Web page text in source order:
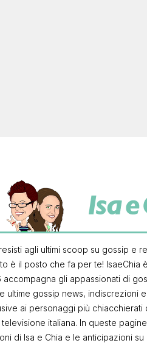
agli ultimi scoop su gossip e
è il posto che fa per te! IsaeChia
accompagna gli appassionati di
ultime gossip news, indiscrezioni
ai personaggi più chiacchierati
televisione italiana. In queste
di Isa e Chia e le anticipazioni